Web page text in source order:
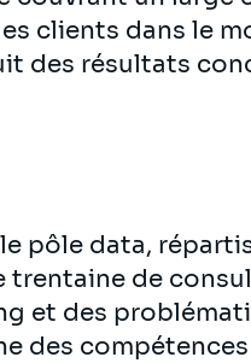
clients dans le
des résultats
pôle data,
trentaine de
et des
des